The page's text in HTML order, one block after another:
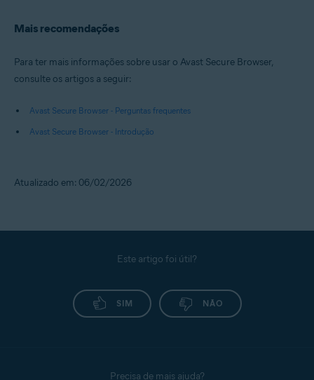
Mais recomendações
Para ter mais informações sobre usar o Avast Secure Browser,
consulte os artigos a seguir:
Avast Secure Browser - Perguntas frequentes
Avast Secure Browser - Introdução
Atualizado em: 06/02/2026
Este artigo foi útil?
SIM NÃO
Precisa de mais ajuda?